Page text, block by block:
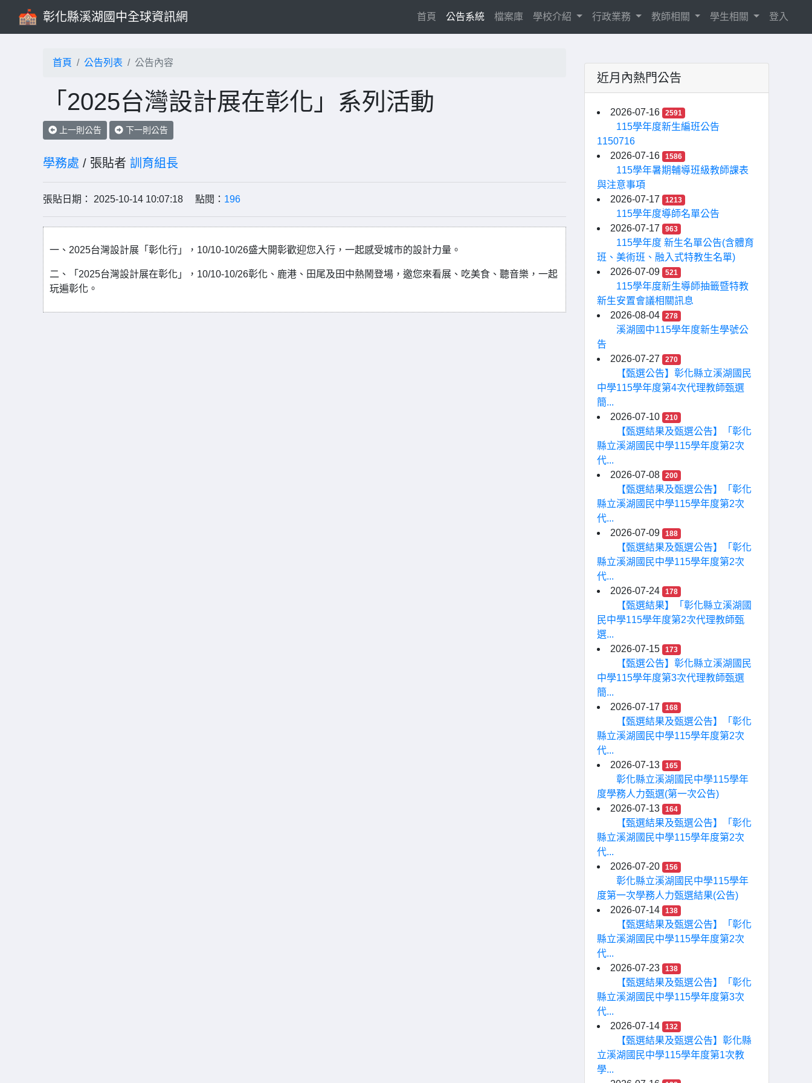
彰化縣溪湖國中全球資訊網 首頁 (current)
公告系統 檔案庫 學校介紹 行政業務 教師相關 學生相關 登入
首頁 公告列表 公告內容
「2025台灣設計展在彰化」系列活動
上一則公告 下一則公告
學務處 / 張貼者 訓育組長
張貼日期： 2025-10-14 10:07:18 點閱： 196
一、2025台灣設計展「彰化行」，10/10-10/26盛大開彰歡迎您入行，一起感受城市的設計力量。
二、「2025台灣設計展在彰化」，10/10-10/26彰化、鹿港、田尾及田中熱鬧登場，邀您來看展、吃美食、聽音樂，一起
玩遍彰化。
近月內熱門公告
2026-07-16 2591
115學年度新生編班公告
1150716
2026-07-16
1586
115學年暑期輔導班級教師課表
與注意事項
2026-07-17
1213
115學年度導師名單公告
2026-07-17
963
115學年度 新生名單公告(含體育
班、美術班、融入式特教生名單)
2026-07-09
521
115學年度新生導師抽籤暨特教
新生安置會議相關訊息
2026-08-04
278
溪湖國中115學年度新生學號公
告
2026-07-27
270
【甄選公告】彰化縣立溪湖國民
中學115學年度第4次代理教師甄選
簡...
2026-07-10
210
【甄選結果及甄選公告】「彰化
縣立溪湖國民中學115學年度第2次
代...
2026-07-08
200
【甄選結果及甄選公告】「彰化
縣立溪湖國民中學115學年度第2次
代...
2026-07-09
188
【甄選結果及甄選公告】「彰化
縣立溪湖國民中學115學年度第2次
代...
2026-07-24
178
【甄選結果】「彰化縣立溪湖國
民中學115學年度第2次代理教師甄
選...
2026-07-15
173
【甄選公告】彰化縣立溪湖國民
中學115學年度第3次代理教師甄選
簡...
2026-07-17
168
【甄選結果及甄選公告】「彰化
縣立溪湖國民中學115學年度第2次
代...
2026-07-13
165
彰化縣立溪湖國民中學115學年
度學務人力甄選(第一次公告)
2026-07-13
164
【甄選結果及甄選公告】「彰化
縣立溪湖國民中學115學年度第2次
代...
2026-07-20
156
彰化縣立溪湖國民中學115學年
度第一次學務人力甄選結果(公告)
2026-07-14
138
【甄選結果及甄選公告】「彰化
縣立溪湖國民中學115學年度第2次
代...
2026-07-23
138
【甄選結果及甄選公告】「彰化
縣立溪湖國民中學115學年度第3次
代...
2026-07-14
132
【甄選結果及甄選公告】彰化縣
立溪湖國民中學115學年度第1次教
學...